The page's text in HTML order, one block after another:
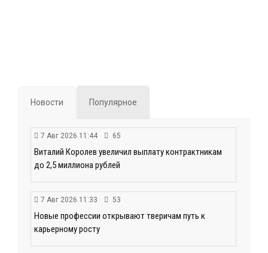
Новости Популярное
7 Авг 2026 11:44 65
Виталий Королев увеличил выплату контрактникам
до 2,5 миллиона рублей
7 Авг 2026 11:33 53
Новые профессии открывают тверичам путь к
карьерному росту